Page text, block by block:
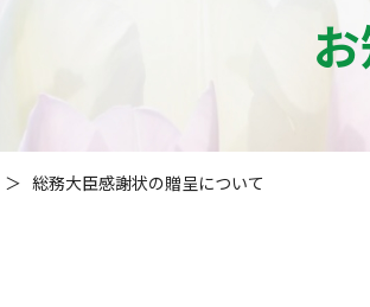
＞ 総務大臣感謝状の贈呈について